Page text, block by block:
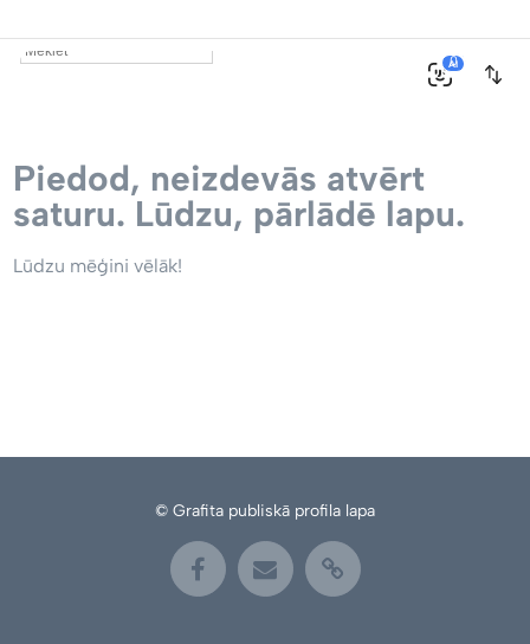
0
AI
Piedod, neizdevās atvērt
saturu. Lūdzu, pārlādē lapu.
Lūdzu mēģini vēlāk!
© Grafita publiskā profila lapa